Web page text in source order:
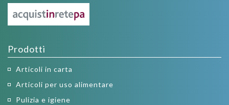
Prodotti
Articoli in carta
Articoli per uso alimentare
Pulizia e igiene